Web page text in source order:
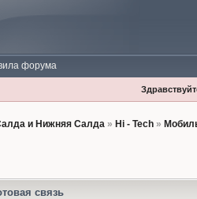
форума
и Нижняя Салда» Hi - Tech»
связь